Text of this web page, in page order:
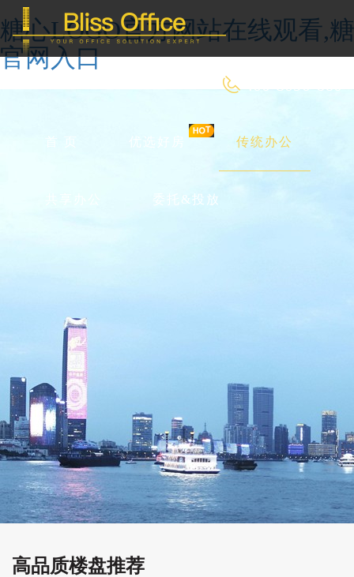
糖心LOGO官方网站在线观看,
官网入口
400-8090-660
首 页 优选好房 传统办公
委托&投放
高品质楼盘推荐